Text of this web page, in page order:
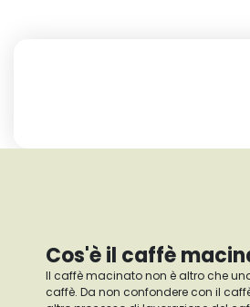
Cos'è il caffè
Il caffè macinato non è altro che
caffè. Da non confondere con il